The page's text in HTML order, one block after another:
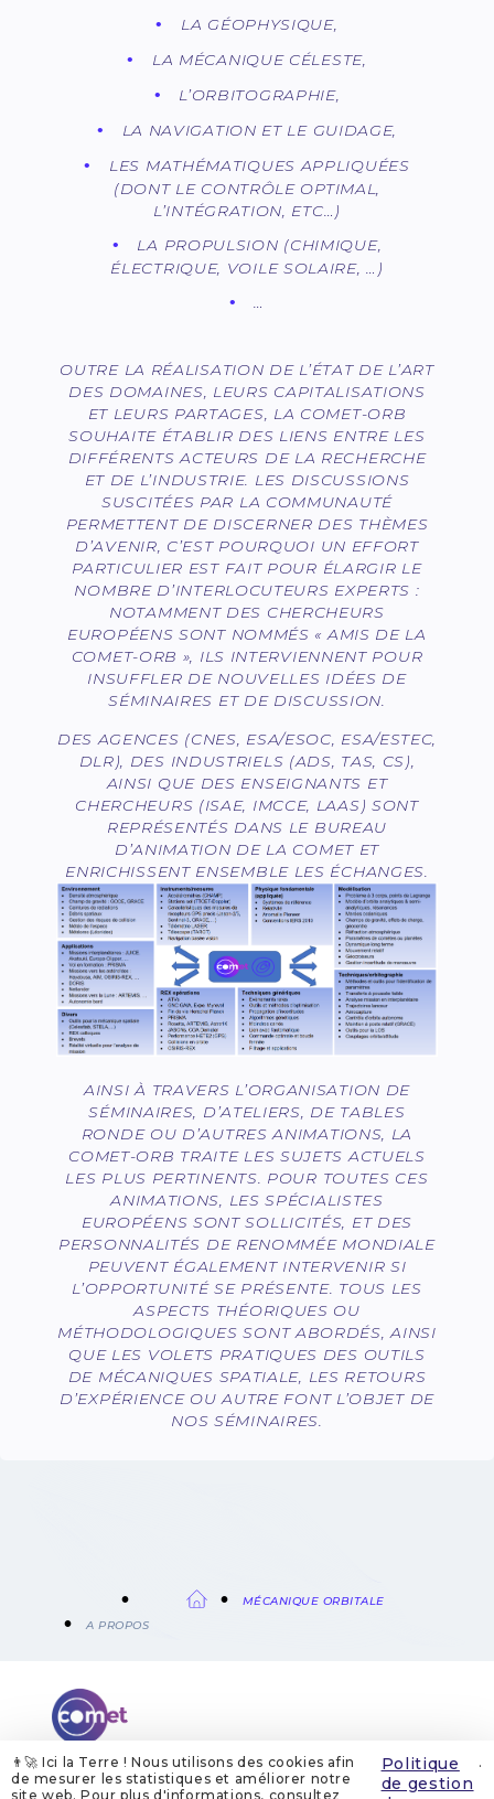
👨‍🚀 Ici la Terre ! Nous utilisons des cookies afin
de mesurer les statistiques et améliorer notre
site web. Pour plus d'informations, consultez
Politique
de gestion
.
LA GÉOPHYSIQUE,
LA MÉCANIQUE CÉLESTE,
L’ORBITOGRAPHIE,
LA NAVIGATION ET LE GUIDAGE,
LES MATHÉMATIQUES APPLIQUÉES
(DONT LE CONTRÔLE OPTIMAL,
L’INTÉGRATION, ETC…)
LA PROPULSION (CHIMIQUE,
ÉLECTRIQUE, VOILE SOLAIRE, …)
…
OUTRE LA RÉALISATION DE L’ÉTAT DE L’ART
DES DOMAINES, LEURS CAPITALISATIONS
ET LEURS PARTAGES, LA COMET-ORB
SOUHAITE ÉTABLIR DES LIENS ENTRE LES
DIFFÉRENTS ACTEURS DE LA RECHERCHE
ET DE L’INDUSTRIE. LES DISCUSSIONS
SUSCITÉES PAR LA COMMUNAUTÉ
PERMETTENT DE DISCERNER DES THÈMES
D’AVENIR, C’EST POURQUOI UN EFFORT
PARTICULIER EST FAIT POUR ÉLARGIR LE
NOMBRE D’INTERLOCUTEURS EXPERTS :
NOTAMMENT DES CHERCHEURS
EUROPÉENS SONT NOMMÉS « AMIS DE LA
COMET-ORB », ILS INTERVIENNENT POUR
INSUFFLER DE NOUVELLES IDÉES DE
SÉMINAIRES ET DE DISCUSSION.
DES AGENCES (CNES, ESA/ESOC, ESA/ESTEC,
DLR), DES INDUSTRIELS (ADS, TAS, CS),
AINSI QUE DES ENSEIGNANTS ET
CHERCHEURS (ISAE, IMCCE, LAAS) SONT
REPRÉSENTÉS DANS LE BUREAU
D’ANIMATION DE LA COMET ET
ENRICHISSENT ENSEMBLE LES ÉCHANGES.
AINSI À TRAVERS L’ORGANISATION DE
SÉMINAIRES, D’ATELIERS, DE TABLES
RONDE OU D’AUTRES ANIMATIONS, LA
COMET-ORB TRAITE LES SUJETS ACTUELS
LES PLUS PERTINENTS. POUR TOUTES CES
ANIMATIONS, LES SPÉCIALISTES
EUROPÉENS SONT SOLLICITÉS, ET DES
PERSONNALITÉS DE RENOMMÉE MONDIALE
PEUVENT ÉGALEMENT INTERVENIR SI
L’OPPORTUNITÉ SE PRÉSENTE. TOUS LES
ASPECTS THÉORIQUES OU
MÉTHODOLOGIQUES SONT ABORDÉS, AINSI
QUE LES VOLETS PRATIQUES DES OUTILS
DE MÉCANIQUES SPATIALE, LES RETOURS
D’EXPÉRIENCE OU AUTRE FONT L’OBJET DE
NOS SÉMINAIRES.
FIL
MÉCANIQUE ORBITALE
A PROPOS
QUI SOMMES-NOUS MENTIONS LÉGALES